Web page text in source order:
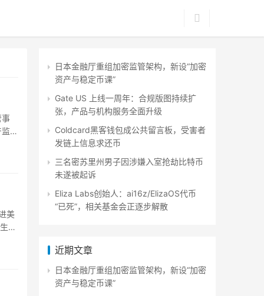
事
测
美
态
日本金融厅重组加密监管架构，新设“加密
资产与稳定币课”
Gate US 上线一周年：合规版图持续扩
张，产品与机构服务全面升级
Coldcard黑客钱包成公共留言板，受害者
发链上信息求还币
三名密苏里州男子因涉嫌入室抢劫比特币
未遂被起诉
Eliza Labs创始人：ai16z/ElizaOS代币
“已死”，相关基金会正逐步解散
近期文章
日本金融厅重组加密监管架构，新设“加密
资产与稳定币课”